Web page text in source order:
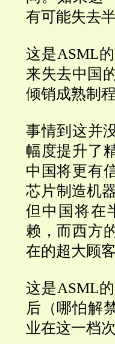
有可能失去
这是ASML
来失去中国
倾销成熟制
事情到这并
幅度提升了
中国将更有
芯片制造机
但中国将在
赖，而西方
在的超大顾客
这是ASML
后（哪怕解
业在这一档